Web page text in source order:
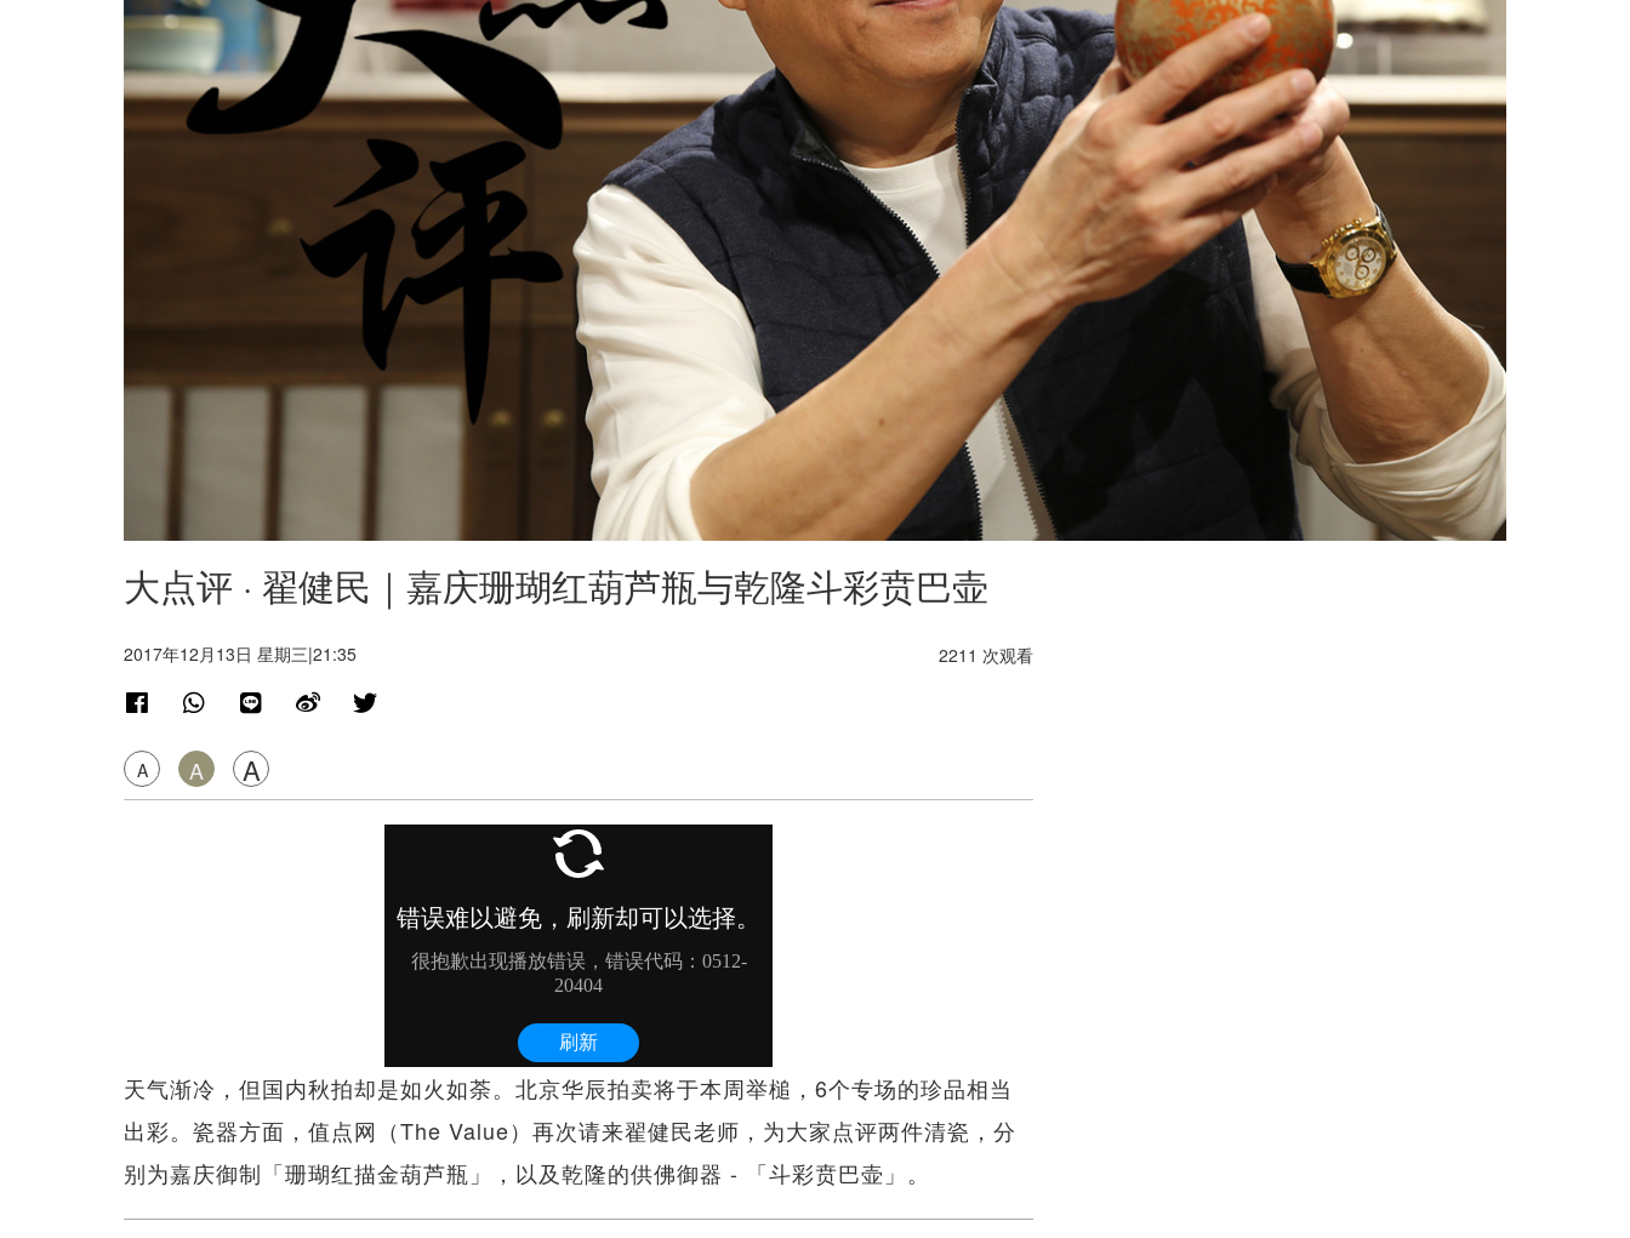
大点评 · 翟健民｜嘉庆珊瑚红葫芦瓶与乾隆斗彩贲巴壶
2017年12月13日 星期三|21:35
A A A
2211 次观看
天气渐冷，但国内秋拍却是如火如荼。北京华辰拍卖将于本周举槌，6个专场的珍品相当
出彩。瓷器方面，值点网（The Value）再次请来翟健民老师，为大家点评两件清瓷，分
别为嘉庆御制「珊瑚红描金葫芦瓶」，以及乾隆的供佛御器 - 「斗彩贲巴壶」。